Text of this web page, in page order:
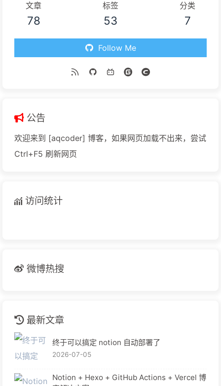
文章
78
标签
53
分类
7
Follow Me
公告
欢迎来到 [aqcoder] 博客，如果网页加载不出来，尝试
Ctrl+F5 刷新网页
最新文章
终于可以搞定 notion 自动部署了
2026-07-05
Notion + Hexo + GitHub Actions + Vercel 博
访问统计
微博热搜